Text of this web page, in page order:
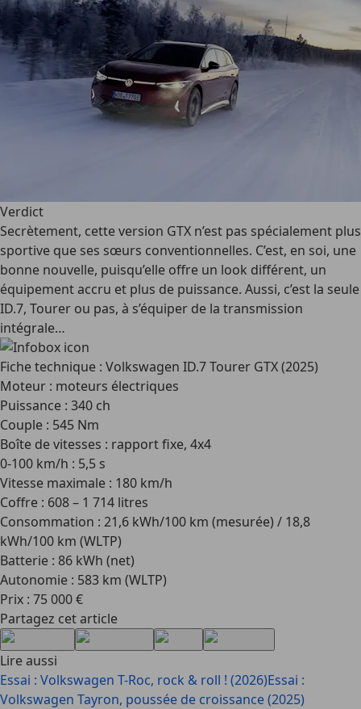
Verdict
Secrètement, cette version GTX n’est pas spécialement plus
sportive que ses sœurs conventionnelles. C’est, en soi, une
bonne nouvelle, puisqu’elle offre un look différent, un
équipement accru et plus de puissance. Aussi, c’est la seule
ID.7, Tourer ou pas, à s’équiper de la transmission
intégrale…
Fiche technique : Volkswagen ID.7 Tourer GTX (2025)
Moteur : moteurs électriques
Puissance : 340 ch
Couple : 545 Nm
Boîte de vitesses : rapport fixe, 4x4
0-100 km/h : 5,5 s
Vitesse maximale : 180 km/h
Coffre : 608 – 1 714 litres
Consommation : 21,6 kWh/100 km (mesurée) / 18,8
kWh/100 km (WLTP)
Batterie : 86 kWh (net)
Autonomie : 583 km (WLTP)
Prix : 75 000 €
Partagez cet article
Lire aussi
Essai : Volkswagen T-Roc, rock & roll ! (2026)Essai :
Volkswagen Tayron, poussée de croissance (2025)